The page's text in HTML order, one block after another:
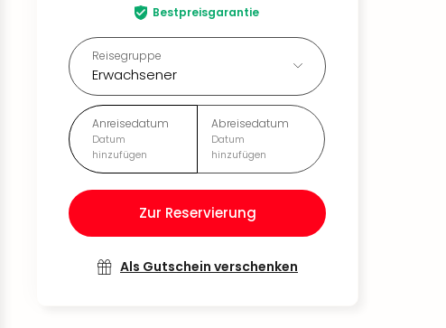
Bestpreisgarantie
Reisegruppe
Erwachsener
Anreisedatum
Datum
hinzufügen
Abreisedatum
Datum
hinzufügen
Zur Reservierung
Als Gutschein verschenken